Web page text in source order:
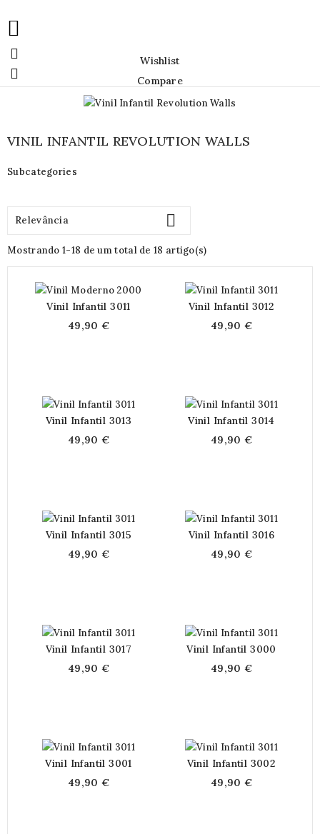

 Wishlist
 Compare
VINIL INFANTIL REVOLUTION WALLS
Subcategories
Relevância 
Mostrando 1-18 de um total de 18 artigo(s)
Vinil Infantil 3011
49,90 €
Vinil Infantil 3012
49,90 €
Vinil Infantil 3013
49,90 €
Vinil Infantil 3014
49,90 €
Vinil Infantil 3015
49,90 €
Vinil Infantil 3016
49,90 €
Vinil Infantil 3017
49,90 €
Vinil Infantil 3000
49,90 €
Vinil Infantil 3001
49,90 €
Vinil Infantil 3002
49,90 €